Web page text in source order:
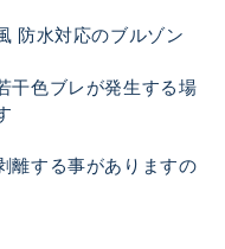
防水対応のブルゾン
干色ブレが発生する場
離する事がありますの